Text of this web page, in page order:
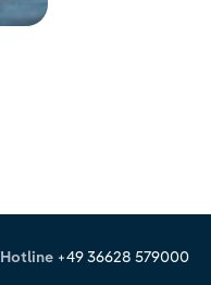
Hotline +49 36628 579000